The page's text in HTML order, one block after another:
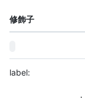
修飾子
label: